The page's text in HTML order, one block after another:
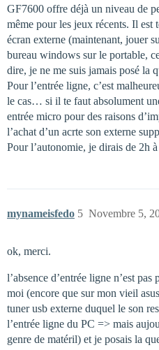
GF7600 offre déjà un niveau de
même pour les jeux récents. Il est
écran externe (maintenant, jouer
bureau windows sur le portable,
dire, je ne me suis jamais posé la
Pour l’entrée ligne, c’est
le cas… si il te faut absolument
entrée micro pour des raisons
l’achat d’un acrte son externe
Pour l’autonomie, je dirais de 2h
mynameisfedo Novembre 5,
5
ok, merci.
l’absence d’entrée ligne n’est
moi (encore que sur mon vieil
tuner usb externe duquel le son
l’entrée ligne du PC => mais
genre de matéril) et je posais la